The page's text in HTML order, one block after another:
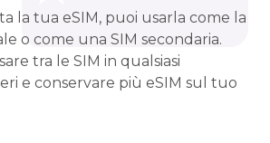
la tua eSIM, puoi usarla come la
o come una SIM secondaria.
tra le SIM in qualsiasi
e conservare più eSIM sul tuo